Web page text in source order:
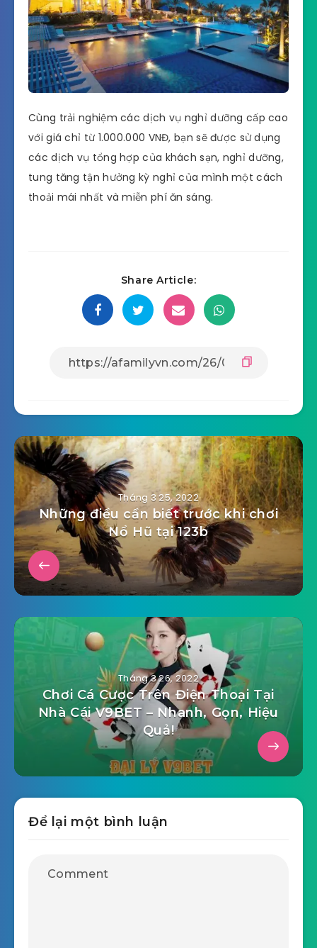
Cùng trải nghiệm các dịch vụ nghỉ dưỡng cấp cao
với giá chỉ từ 1.000.000 VNĐ, bạn sẽ được sử dụng
các dịch vụ tổng hợp của khách sạn, nghỉ dưỡng,
tung tăng tận hưởng kỳ nghỉ của mình một cách
thoải mái nhất và miễn phí ăn sáng.
Share Article:
Tháng 3 25, 2022
Những điều cần biết trước khi chơi
Nổ Hũ tại 123b
Tháng 3 26, 2022
Chơi Cá Cược Trên Điện Thoại Tại
Nhà Cái V9BET – Nhanh, Gọn, Hiệu
Quả!
Để lại một bình luận